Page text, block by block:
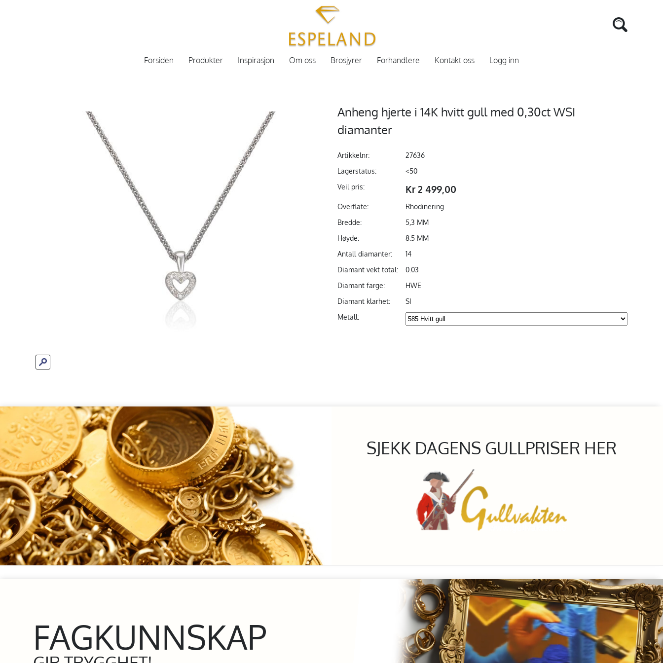
Forsiden Produkter Inspirasjon Om oss Brosjyrer Forhandlere Kontakt oss Logg inn
Anheng hjerte i 14K hvitt gull med 0,30ct WSI
diamanter
Artikkelnr:
27636
Lagerstatus:
<50
Veil pris:
Kr 2 499,00
Overflate:
Rhodinering
Bredde:
5,3 MM
Høyde:
8.5 MM
Antall diamanter:
14
Diamant vekt total:
0.03
Diamant farge:
HWE
Diamant klarhet:
SI
Metall:
SJEKK DAGENS GULLPRISER HER
FAGKUNNSKAP